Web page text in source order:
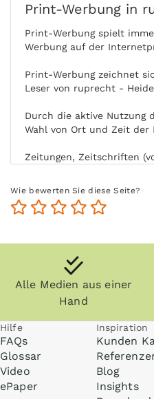
Print-Werbung in
Print-Werbung spielt
Werbung auf der
Print-Werbung zeichnet
Leser von ruprecht -
Durch die aktive Nutzung
Wahl von Ort und Zeit
Zeitungen, Zeitschriften
Anzeigen können zudem
Medien. ruprecht -
Wie bewerten Sie diese Seite?
Alle Medien aus einer
Hand
Hilfe
FAQs
Glossar
Video
ePaper
Inspiration
Kunden
Blog
Insights